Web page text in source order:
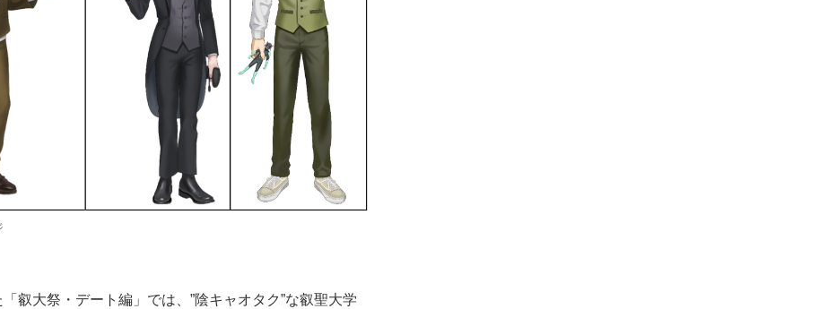
叡大祭・デート編」では、”陰キャオタク”な叡聖大学